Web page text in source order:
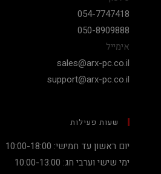
054-7747418
050-8909888
אימייל
sales@arx-pc.co.il
support@arx-pc.co.il
שעות פעילות
יום ראשון עד חמישי: 10:00-18:00
ימי שישי וערבי חג: 10:00-13:00